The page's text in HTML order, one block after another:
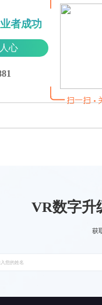
者成功
心
VR数字升
获